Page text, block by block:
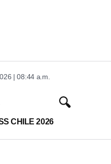
| 08:44 a.m.
CHILE 2026